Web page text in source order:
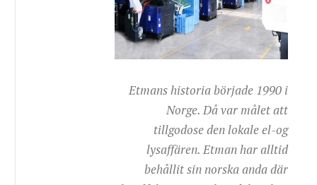
Etmans historia började 1990 i
Norge. Då var målet att
tillgodose den lokale el-og
lysaffären. Etman har alltid
behållit sin norska anda där